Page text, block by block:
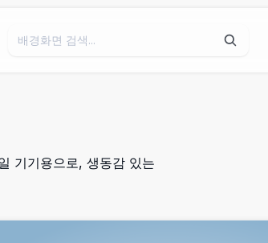
기기용으로, 생동감 있는